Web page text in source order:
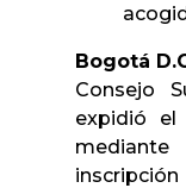
Bogotá
Consejo
expidió el